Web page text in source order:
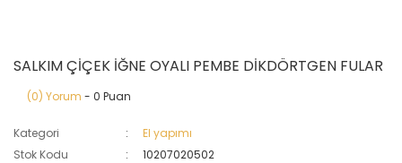
SALKIM ÇİÇEK İĞNE OYALI PEMBE DİKDÖRTGEN FULAR
(0) Yorum - 0 Puan
Kategori
El yapımı
Stok Kodu
10207020502